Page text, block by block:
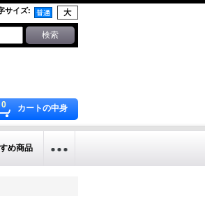
サイズ:
0 カートの中身
め商品